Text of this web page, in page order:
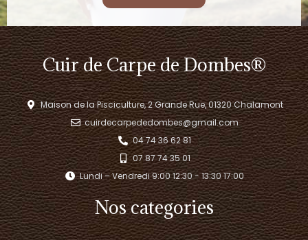
Cuir de Carpe de Dombes®
Maison de la Pisciculture, 2 Grande Rue, 01320 Chalamont
cuirdecarpededombes@gmail.com
04 74 36 62 81
07 87 74 35 01
Lundi – Vendredi 9:00 12:30 - 13:30 17:00​
Nos categories